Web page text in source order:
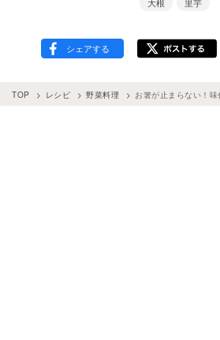
TOP レシピ 野菜料理 お箸が止まらない！